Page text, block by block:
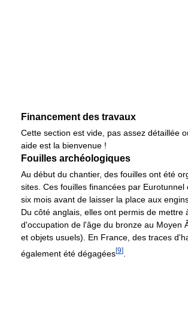
Financement des travaux
Cette section est vide, pas assez détaillée
aide est la bienvenue !
Fouilles archéologiques
Au début du chantier, des fouilles ont été
sites. Ces fouilles financées par
six mois avant de laisser la place aux
Du côté anglais, elles ont permis de mettre
d'occupation de l'âge du bronze au Moyen
et objets usuels). En France, des traces
également été dégagées[9]